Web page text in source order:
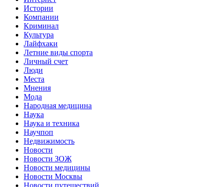
Истории
Компании
Криминал
Культура
Лайфхаки
Летние виды спорта
Личный счет
Люди
Места
Мнения
Мода
Народная медицина
Наука
Наука и техника
Научпоп
Недвижимость
Новости
Новости ЗОЖ
Новости медицины
Новости Москвы
Новости путешествий